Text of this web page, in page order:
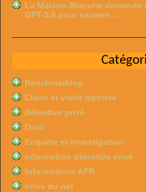
La Maison-Blanche demande
GPT-5.6 pour examen …
Benchmarking
Client et visite mystère
Détective privé
Droit
Enquête et investigation
information détective privé
Informations APR
Infos du net